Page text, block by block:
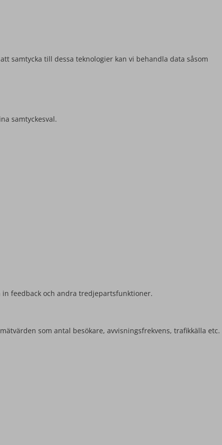
samtycka till dessa teknologier kan vi behandla data såsom
samtyckesval.
feedback och andra tredjepartsfunktioner.
som antal besökare, avvisningsfrekvens, trafikkälla etc.